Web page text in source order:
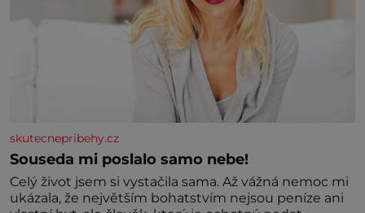
skutecnepribehy.cz
Souseda mi poslalo samo nebe!
Celý život jsem si vystačila sama. Až vážná nemoc mi
ukázala, že největším bohatstvím nejsou peníze ani